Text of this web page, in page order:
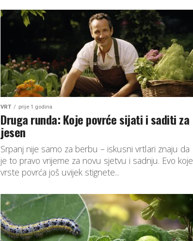
VRT prije 1 godina
Druga runda: Koje povrće sijati i saditi za
jesen
Srpanj nije samo za berbu – iskusni vrtlari znaju da
je to pravo vrijeme za novu sjetvu i sadnju. Evo koje
vrste povrća još uvijek stignete...